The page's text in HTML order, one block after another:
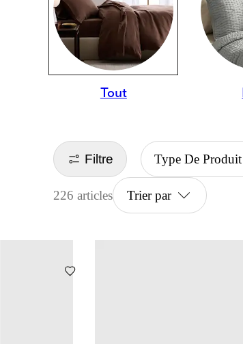
Tout
Filtre Type De Produit
226 articles Trier par